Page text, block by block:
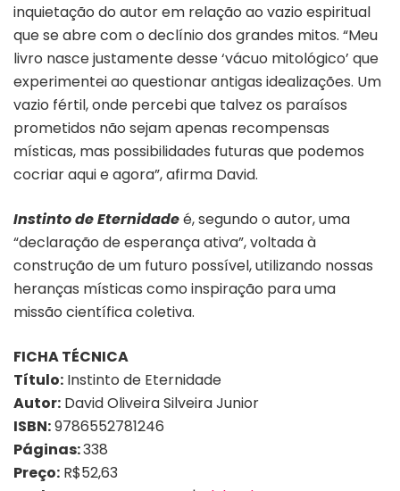
inquietação do autor em relação ao vazio espiritual
que se abre com o declínio dos grandes mitos. “Meu
livro nasce justamente desse ‘vácuo mitológico’ que
experimentei ao questionar antigas idealizações. Um
vazio fértil, onde percebi que talvez os paraísos
prometidos não sejam apenas recompensas
místicas, mas possibilidades futuras que podemos
cocriar aqui e agora”, afirma David.
Instinto de Eternidadeé, segundo o autor, uma
“declaração de esperança ativa”, voltada à
construção de um futuro possível, utilizando nossas
heranças místicas como inspiração para uma
missão científica coletiva.
FICHA TÉCNICA
Título: Instinto de Eternidade
Autor: David Oliveira Silveira Junior
ISBN:‎9786552781246
Páginas:338
Preço: R$52,63